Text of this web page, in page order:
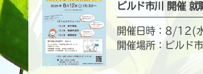
ビルド市川 開催 就
開催日時：8/12(
開催場所：ビルド市